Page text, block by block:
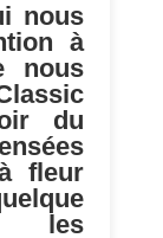
nous
à
nous
du
fleur
les